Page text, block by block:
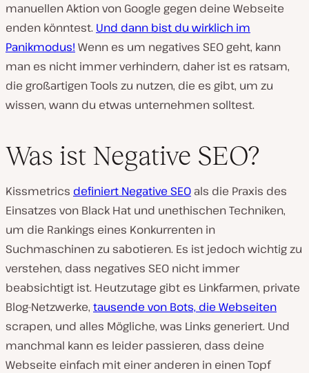
manuellen Aktion von Google gegen deine Webseite
enden könntest. Und dann bist du wirklich im
Panikmodus! Wenn es um negatives SEO geht, kann
man es nicht immer verhindern, daher ist es ratsam,
die großartigen Tools zu nutzen, die es gibt, um zu
wissen, wann du etwas unternehmen solltest.
Was ist Negative SEO?
Kissmetrics definiert Negative SEO als die Praxis des
Einsatzes von Black Hat und unethischen Techniken,
um die Rankings eines Konkurrenten in
Suchmaschinen zu sabotieren. Es ist jedoch wichtig zu
verstehen, dass negatives SEO nicht immer
beabsichtigt ist. Heutzutage gibt es Linkfarmen, private
Blog-Netzwerke, tausende von Bots, die Webseiten
scrapen, und alles Mögliche, was Links generiert. Und
manchmal kann es leider passieren, dass deine
Webseite einfach mit einer anderen in einen Topf